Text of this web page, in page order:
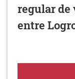
regular de
entre